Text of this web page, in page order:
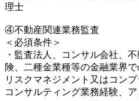
理士
④不動産関連業務監査
＜必須条件＞
・監査法人、コンサル会社、
険、二種金業種等の金融業界で
リスクマネジメント又はコン
コンサルティング業務経験、